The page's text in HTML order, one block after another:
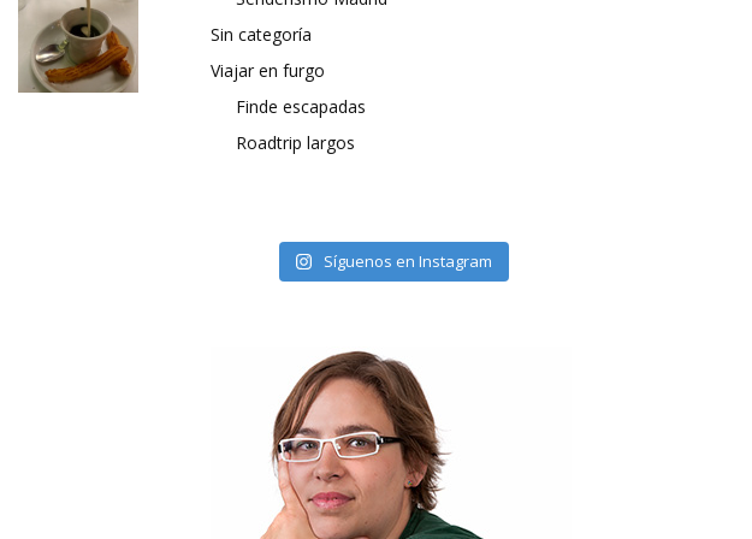
Sin categoría
Viajar en furgo
Finde escapadas
Roadtrip largos
Síguenos en Instagram